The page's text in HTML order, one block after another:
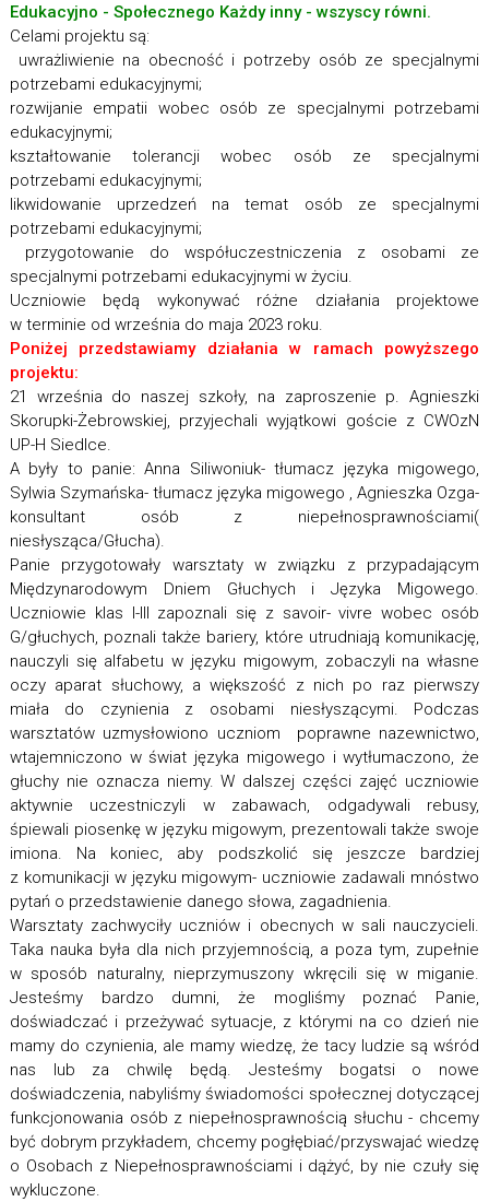
Edukacyjno - Społecznego Każdy inny - wszyscy równi.
Celami projektu są:
uwrażliwienie na obecność i potrzeby osób ze specjalnymi
potrzebami edukacyjnymi;
rozwijanie empatii wobec osób ze specjalnymi potrzebami
edukacyjnymi;
kształtowanie tolerancji wobec osób ze specjalnymi
potrzebami edukacyjnymi;
likwidowanie uprzedzeń na temat osób ze specjalnymi
potrzebami edukacyjnymi;
przygotowanie do współuczestniczenia z osobami ze
specjalnymi potrzebami edukacyjnymi w życiu.
Uczniowie będą wykonywać różne działania projektowe
w terminie od września do maja 2023 roku.
Poniżej przedstawiamy działania w ramach powyższego
projektu:
21 września do naszej szkoły, na zaproszenie p. Agnieszki
Skorupki-Żebrowskiej, przyjechali wyjątkowi goście z CWOzN
UP-H Siedlce.
A były to panie: Anna Siliwoniuk- tłumacz języka migowego,
Sylwia Szymańska- tłumacz języka migowego , Agnieszka Ozga-
konsultant osób z niepełnosprawnościami(
niesłysząca/Głucha).
Panie przygotowały warsztaty w związku z przypadającym
Międzynarodowym Dniem Głuchych i Języka Migowego.
Uczniowie klas I-III zapoznali się z savoir- vivre wobec osób
G/głuchych, poznali także bariery, które utrudniają komunikację,
nauczyli się alfabetu w języku migowym, zobaczyli na własne
oczy aparat słuchowy, a większość z nich po raz pierwszy
miała do czynienia z osobami niesłyszącymi. Podczas
warsztatów uzmysłowiono uczniom poprawne nazewnictwo,
wtajemniczono w świat języka migowego i wytłumaczono, że
głuchy nie oznacza niemy. W dalszej części zajęć uczniowie
aktywnie uczestniczyli w zabawach, odgadywali rebusy,
śpiewali piosenkę w języku migowym, prezentowali także swoje
imiona. Na koniec, aby podszkolić się jeszcze bardziej
z komunikacji w języku migowym- uczniowie zadawali mnóstwo
pytań o przedstawienie danego słowa, zagadnienia.
Warsztaty zachwyciły uczniów i obecnych w sali nauczycieli.
Taka nauka była dla nich przyjemnością, a poza tym, zupełnie
w sposób naturalny, nieprzymuszony wkręcili się w miganie.
Jesteśmy bardzo dumni, że mogliśmy poznać Panie,
doświadczać i przeżywać sytuacje, z którymi na co dzień nie
mamy do czynienia, ale mamy wiedzę, że tacy ludzie są wśród
nas lub za chwilę będą. Jesteśmy bogatsi o nowe
doświadczenia, nabyliśmy świadomości społecznej dotyczącej
funkcjonowania osób z niepełnosprawnością słuchu - chcemy
być dobrym przykładem, chcemy pogłębiać/przyswajać wiedzę
o Osobach z Niepełnosprawnościami i dążyć, by nie czuły się
wykluczone.